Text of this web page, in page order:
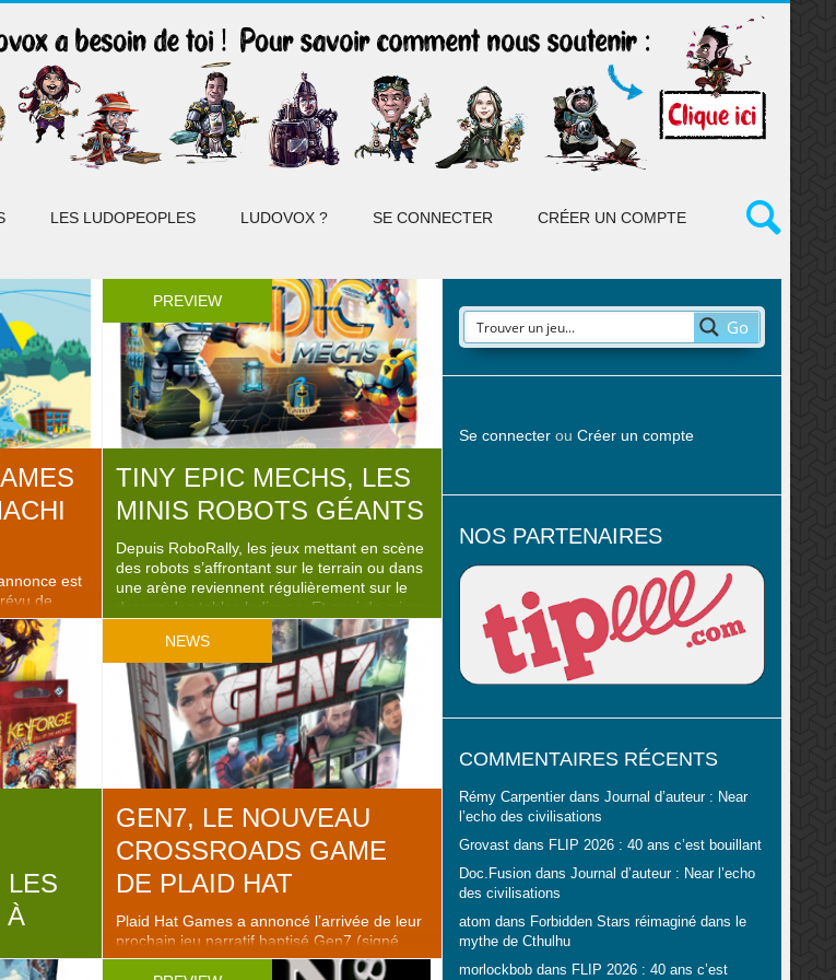
LES LUDOPEOPLES LUDOVOX ? SE CONNECTER CRÉER UN COMPTE
est
de
2019. Et
joueurs
blague !
il le
en
PREVIEW
TINY EPIC MECHS, LES
MINIS ROBOTS GÉANTS
Depuis RoboRally, les jeux mettant en scène
des robots s’affrontant sur le terrain ou dans
une arène reviennent régulièrement sur le
dessus des tables ludiques. Et quoi de mieux
pour être cohérent avec son thème que de
se reposer sur une mécanique de
programmation ? C’est exactement ce que
pensent les braves de Gamelyne qui ..
LES
À
NEWS
GEN7, LE NOUVEAU
CROSSROADS GAME
DE PLAID HAT
Plaid Hat Games a annoncé l’arrivée de leur
prochain jeu narratif baptisé Gen7 (signé
Steve Nix, qui était video game designer
Go
Se connecterou Créer un compte
NOS PARTENAIRES
COMMENTAIRES RÉCENTS
Rémy Carpentierdans Journal d’auteur : Near
l’echo des civilisations
Grovastdans FLIP 2026 : 40 ans c’est bouillant
Doc.Fusiondans Journal d’auteur : Near l’echo
des civilisations
atom dans Forbidden Stars réimaginé dans le
mythe de Cthulhu
morlockbobdans FLIP 2026 : 40 ans c’est